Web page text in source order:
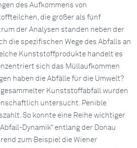
des Aufkommens von
die größer als fünf
der Analysen standen neben der
die spezifischen Wege des Abfalls an
Kunststoffprodukte handelt es
sich das Müllaufkommen
haben die Abfälle für die Umwelt?
Kunststoffabfall wurden
untersucht. Penible
So konnte eine Reihe wichtiger
Dynamik“ entlang der Donau
zum Beispiel die Wiener